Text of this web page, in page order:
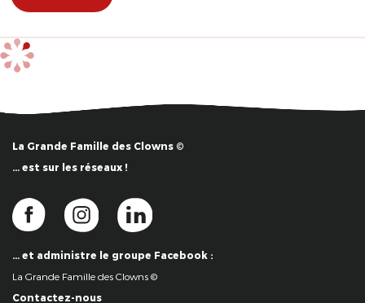
La Grande Famille des Clowns ©
… est sur les réseaux !
… et administre le groupe Facebook :
La Grande Famille des Clowns ©
Contactez-nous